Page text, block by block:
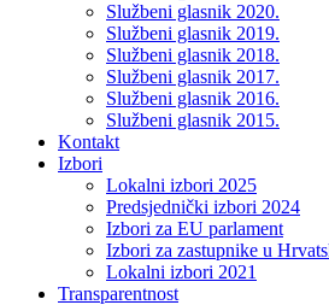
Službeni glasnik 2020.
Službeni glasnik 2019.
Službeni glasnik 2018.
Službeni glasnik 2017.
Službeni glasnik 2016.
Službeni glasnik 2015.
Kontakt
Izbori
Lokalni izbori 2025
Predsjednički izbori 2024
Izbori za EU parlament
Izbori za zastupnike u
Lokalni izbori 2021
Transparentnost